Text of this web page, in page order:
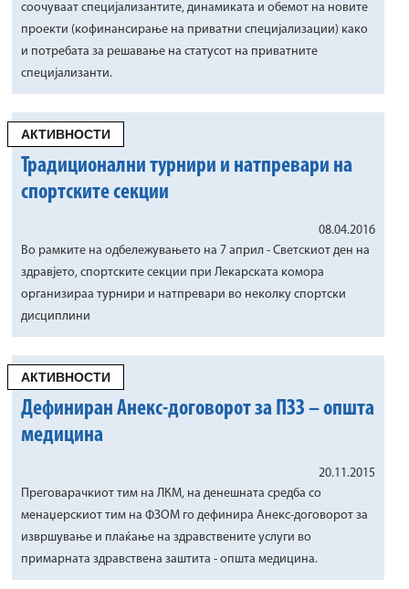
соочуваат специјализантите, динамиката и обемот на новите
проекти (кофинансирање на приватни специјализации) како
и потребата за решавање на статусот на приватните
специјализанти.
АКТИВНОСТИ
Традиционални турнири и натпревари на
спортските секции
08.04.2016
Во рамките на одбележувањето на 7 април - Светскиот ден на
здравјето, спортските секции при Лекарската комора
организираа турнири и натпревари во неколку спортски
дисциплини
АКТИВНОСТИ
Дефиниран Анекс-договорот за ПЗЗ – општа
медицина
20.11.2015
Преговарачкиот тим на ЛКМ, на денешната средба со
менаџерскиот тим на ФЗОМ го дефинира Анекс-договорот за
извршување и плаќање на здравствените услуги во
примарната здравствена заштита - општа медицина.